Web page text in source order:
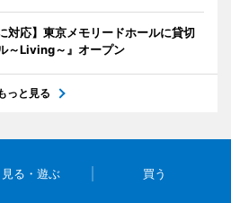
対応】東京メモリードホールに貸切
～Living～』オープン
っと見る
見る・遊ぶ 買う